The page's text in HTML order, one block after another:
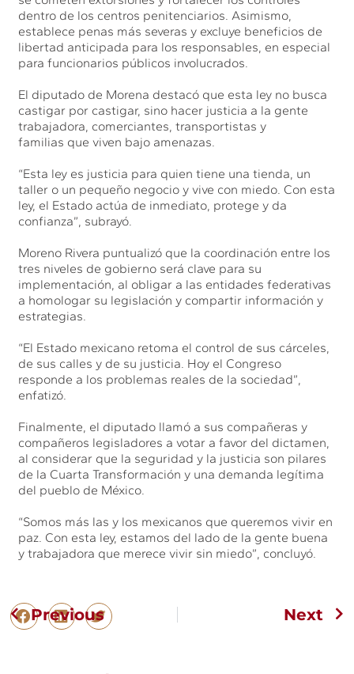
dentro de los centros penitenciarios. Asimismo,
establece penas más severas y excluye beneficios de
libertad anticipada para los responsables, en especial
para funcionarios públicos involucrados.
El diputado de Morena destacó que esta ley no busca
castigar por castigar, sino hacer justicia a la gente
trabajadora, comerciantes, transportistas y
familias que viven bajo amenazas.
“Esta ley es justicia para quien tiene una tienda, un
taller o un pequeño negocio y vive con miedo. Con esta
ley, el Estado actúa de inmediato, protege y da
confianza”, subrayó.
Moreno Rivera puntualizó que la coordinación entre los
tres niveles de gobierno será clave para su
implementación, al obligar a las entidades federativas
a homologar su legislación y compartir información y
estrategias.
“El Estado mexicano retoma el control de sus cárceles,
de sus calles y de su justicia. Hoy el Congreso
responde a los problemas reales de la sociedad”,
enfatizó.
Finalmente, el diputado llamó a sus compañeras y
compañeros legisladores a votar a favor del dictamen,
al considerar que la seguridad y la justicia son pilares
de la Cuarta Transformación y una demanda legítima
del pueblo de México.
“Somos más las y los mexicanos que queremos vivir en
paz. Con esta ley, estamos del lado de la gente buena
y trabajadora que merece vivir sin miedo”, concluyó.
Previous Next